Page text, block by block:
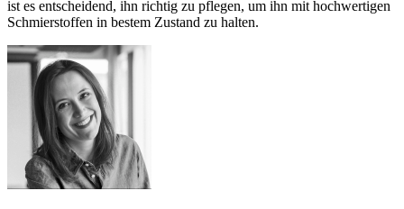
ist es entscheidend, ihn richtig zu pflegen, um ihn mit hochwertigen
Schmierstoffen in bestem Zustand zu halten.